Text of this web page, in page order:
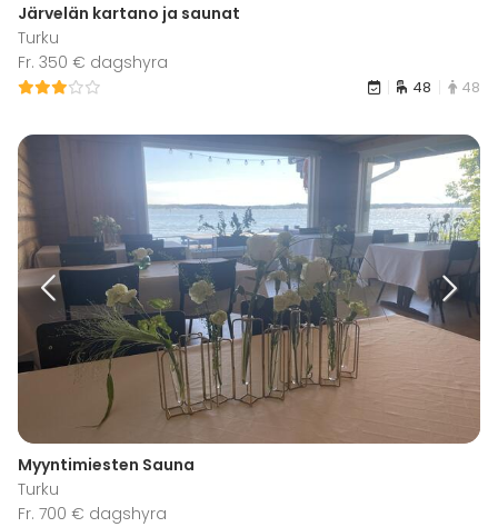
Järvelän kartano ja saunat
Turku
Fr. 350 € dagshyra
48 48
Myyntimiesten Sauna
Turku
Fr. 700 € dagshyra